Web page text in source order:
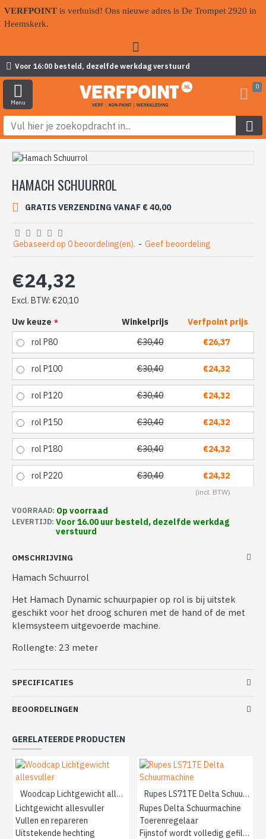
VERFPOINT is verhuisd! Ons nieuwe adres is De Trompet 2920 in
Heemskerk.
Voor 16:00 besteld, dezelfde werkdag verstuurd
0
HAMACH SCHUURROL
GRATIS VERZENDING VANAF € 40,00
VOORRAAD: Op voorraad
LEVERTIJD: Voor 16.00 uur besteld, dezelfde werkdag
verstuurd
Gebaseerd op 0 beoordeling(en). - Geef beoordeling
€24,32
Excl. BTW: €20,10
Uw keuze
Winkelprijs
Verfpoint prijs
€30,40
€26,37
rol P80
€30,40 €24,32
rol P100
€30,40 €24,32
rol P120
€30,40 €24,32
rol P150
€30,40 €24,32
rol P180
€30,40 €24,32
rol P220
OMSCHRIJVING
Hamach Schuurrol
Het Hamach Dynamic schuurpapier op rol is bij uitstek
geschikt voor het droog schuren met de hand of de met
klemsysteem uitgevoerde machine.
Rollengte: 23 meter
SPECIFICATIES
BEOORDELINGEN
GERELATEERDE PRODUCTEN
Woodcap Lichtgewicht allesvuller
Lichtgewicht allesvuller
Vullen en repareren
Uitstekende hechting
Rupes LS71TE Delta Schuurmachine
Rupes Delta Schuurmachine
Toerenregelaar
Fijnstof wordt volledig gefilterd